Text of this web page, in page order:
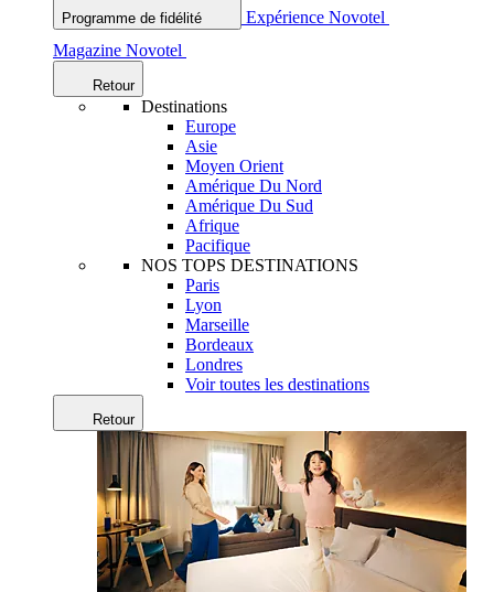
Programme de fidélité
Expérience Novotel
Magazine Novotel
Retour
Destinations
Europe
Asie
Moyen Orient
Amérique Du Nord
Amérique Du Sud
Afrique
Pacifique
NOS TOPS DESTINATIONS
Paris
Lyon
Marseille
Bordeaux
Londres
Voir toutes les destinations
Retour